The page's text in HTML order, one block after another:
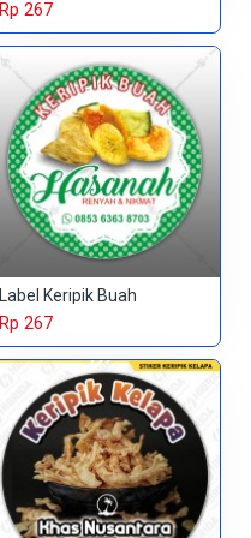
Rp 267
Label Keripik Buah
Rp 267